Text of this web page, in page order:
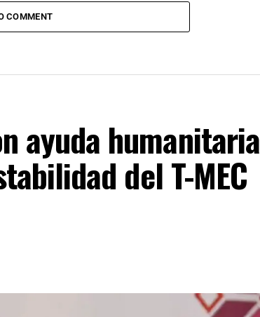
COMMENT
ayuda humanitaria
del T-MEC